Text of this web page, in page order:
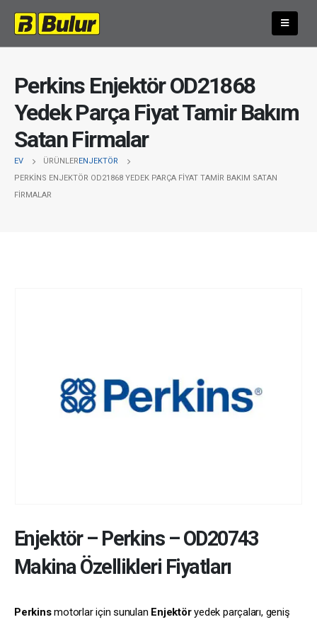
Perkins Enjektör OD21868
Yedek Parça Fiyat Tamir Bakım
Satan Firmalar
EV ÜRÜNLERENJEKTÖR
PERKINS ENJEKTÖR OD21868 YEDEK PARÇA FIYAT TAMIR BAKIM SATAN
FIRMALAR
Enjektör– Perkins–OD20743
Makina Özellikleri Fiyatları
Perkinsmotorlar için sunulan Enjektöryedek parçaları, geniş